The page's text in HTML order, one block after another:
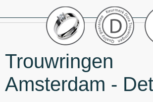
Trouwringen
Amsterdam -